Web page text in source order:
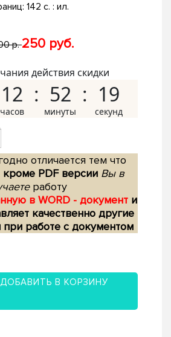
142 с. : ил.
р.250 руб.
действия скидки
12 52 18
отличается тем что
кроме PDF версии Вы в
работу
в WORD - документ и
качественно другие
при работе с документом
ДОБАВИТЬ В КОРЗИНУ